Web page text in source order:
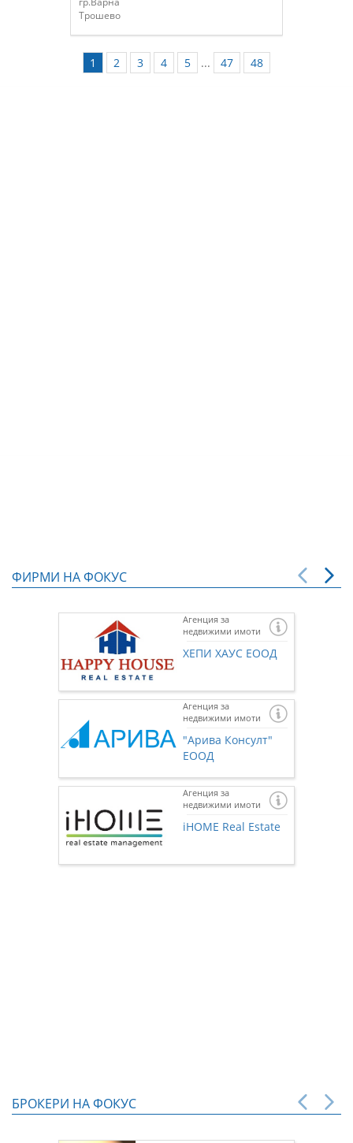
Трошево
1 2 3 4 5 ... 47 48
ФИРМИ НА ФОКУС
Агенция за
недвижими имоти
ХЕПИ ХАУС ЕООД
Агенция за
недвижими имоти
"Арива Консулт"
ЕООД
Агенция за
недвижими имоти
iHOME Real Estate
БРОКЕРИ НА ФОКУС